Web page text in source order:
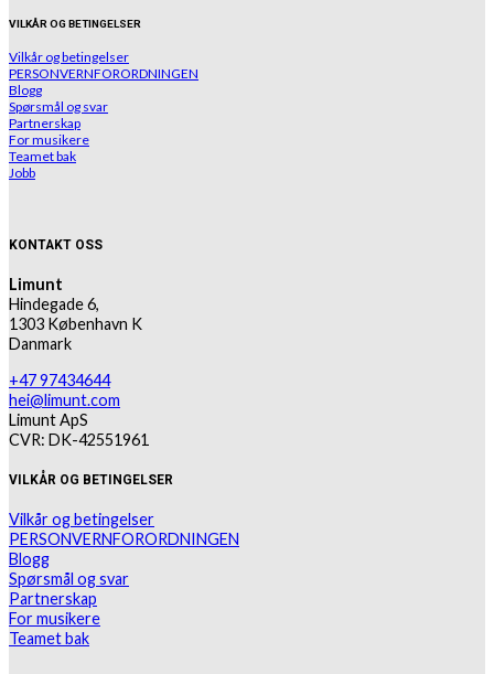
VILKÅR OG BETINGELSER
Vilkår og betingelser
PERSONVERNFORORDNINGEN
Blogg
Spørsmål og svar
Partnerskap
For musikere
Teamet bak
Jobb
KONTAKT OSS
Limunt
Hindegade 6,
1303 København K
Danmark
+47 97434644
hei@limunt.com
Limunt ApS
CVR: DK-42551961
VILKÅR OG BETINGELSER
Vilkår og betingelser
PERSONVERNFORORDNINGEN
Blogg
Spørsmål og svar
Partnerskap
For musikere
Teamet bak